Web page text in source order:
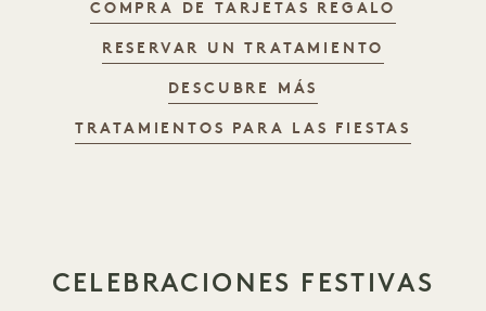
COMPRA DE TARJETAS REGALO
RESERVAR UN TRATAMIENTO
DESCUBRE MÁS
TRATAMIENTOS PARA LAS FIESTAS
CELEBRACIONES FESTIVAS